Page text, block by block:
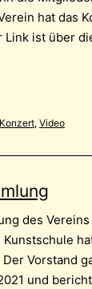
hat das
ist über
Konzert, Video
des
Vorstand
und